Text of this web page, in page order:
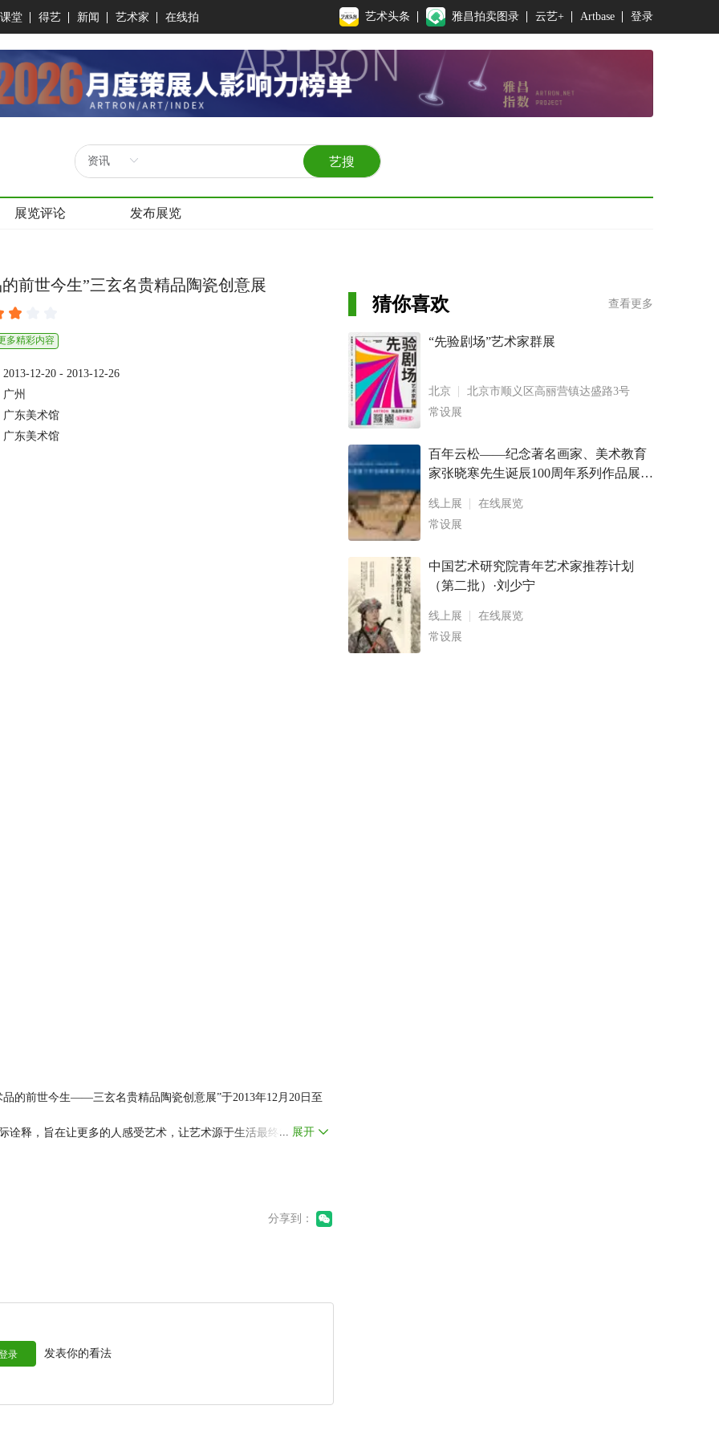
堂 得艺 新闻 艺术家 在线拍 艺术头条 雅昌拍卖图录 云艺+ Artbase 登录
艺搜
展览评论 发布展览
前世今生”三玄名贵精品陶瓷创意展
多精彩内容
2013-12-20 - 2013-12-26
广州
广东美术馆
广东美术馆
的前世今生——三玄名贵精品陶瓷创意展”于2013年12月20日至
诠释，旨在让更多的人感受艺术，让艺术源于生活最终能回归生
代中西频密的经济来往在人们生活中的体现；气派奢华以气派奢
彩的感受空间，可以对这些名画有更深层次的领会。
... 展开
分享到：
录 发表你的看法
猜你喜欢 查看更多
“先验剧场”艺术家群展
北京
北京市顺义区高丽营镇达盛路3号
常设展
百年云松——纪念著名画家、美术教育
家张晓寒先生诞辰100周年系列作品展
布会 鹭潮松风— — 2022 年度厦门市张
晓寒美术研究会会员作
线上展
在线展览
常设展
中国艺术研究院青年艺术家推荐计划
（第二批）·刘少宁
线上展
在线展览
常设展